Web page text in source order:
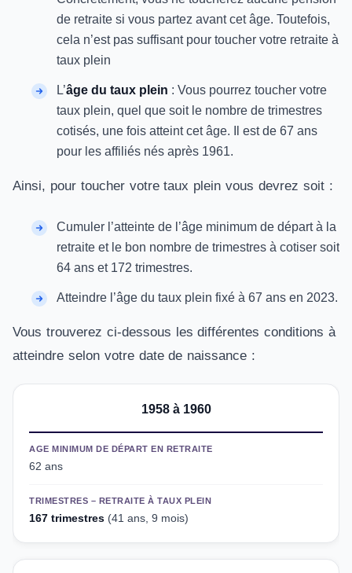
de retraite si vous partez avant cet âge. Toutefois,
cela n’est pas suffisant pour toucher votre retraite à
taux plein
L’âge du taux plein : Vous pourrez toucher votre
taux plein, quel que soit le nombre de trimestres
cotisés, une fois atteint cet âge. Il est de 67 ans
pour les affiliés nés après 1961.
Ainsi, pour toucher votre taux plein vous devrez soit :
Cumuler l’atteinte de l’âge minimum de départ à la
retraite et le bon nombre de trimestres à cotiser soit
64 ans et 172 trimestres.
Atteindre l’âge du taux plein fixé à 67 ans en 2023.
Vous trouverez ci-dessous les différentes conditions à
atteindre selon votre date de naissance :
1958 à 1960
AGE MINIMUM DE DÉPART EN RETRAITE
62 ans
TRIMESTRES – RETRAITE À TAUX PLEIN
167 trimestres (41 ans, 9 mois)